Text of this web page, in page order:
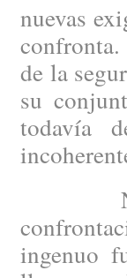
nuevas
de la
su
todavía
ingenuo